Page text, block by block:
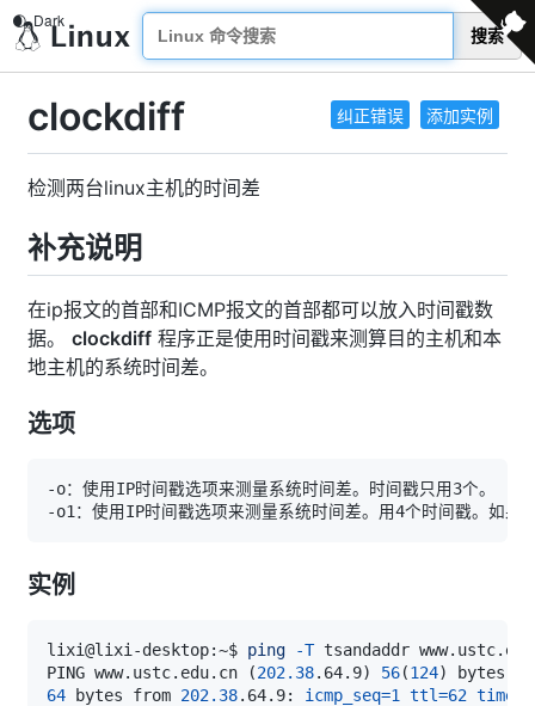
搜索
纠正错误 添加实例
clockdiff
检测两台linux主机的时间差
补充说明
在ip报文的首部和ICMP报文的首部都可以放入时间戳数
据。 clockdiff 程序正是使用时间戳来测算目的主机和本
地主机的系统时间差。
选项
实例
lixi@lixi-desktop:~$ ping -T tsandaddr
PING www.ustc.edu.cn
(202.38.64.9) 56(124)
64 bytes from 202.38.64.9: icmp_seq=1 ttl=62 time